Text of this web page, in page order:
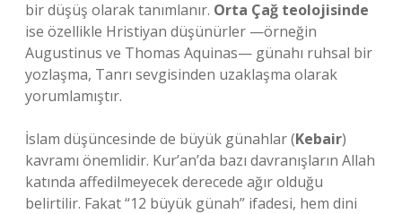
bir düşüş olarak tanımlanır. Orta Çağ teolojisinde
ise özellikle Hristiyan düşünürler —örneğin
Augustinus ve Thomas Aquinas— günahı ruhsal bir
yozlaşma, Tanrı sevgisinden uzaklaşma olarak
yorumlamıştır.
İslam düşüncesinde de büyük günahlar (Kebair)
kavramı önemlidir. Kur’an’da bazı davranışların Allah
katında affedilmeyecek derecede ağır olduğu
belirtilir. Fakat “12 büyük günah” ifadesi, hem dini